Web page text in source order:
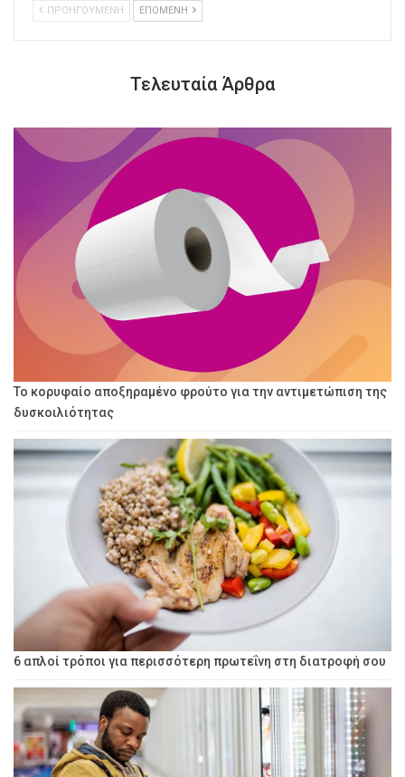
ΠΡΟΗΓΟΥΜΕΝΗ ΕΠΟΜΕΝΗ
Τελευταία Άρθρα
Το κορυφαίο αποξηραμένο φρούτο για την αντιμετώπιση της
δυσκοιλιότητας
6 απλοί τρόποι για περισσότερη πρωτεΐνη στη διατροφή σου